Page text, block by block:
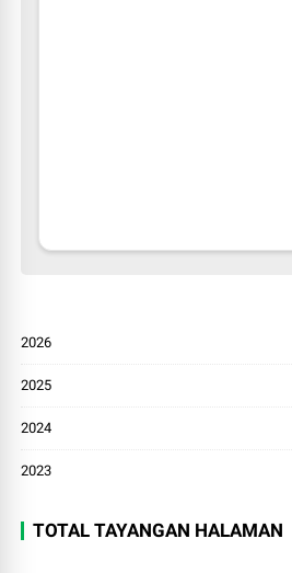
2026
2025
2024
2023
TOTAL TAYANGAN HALAMAN